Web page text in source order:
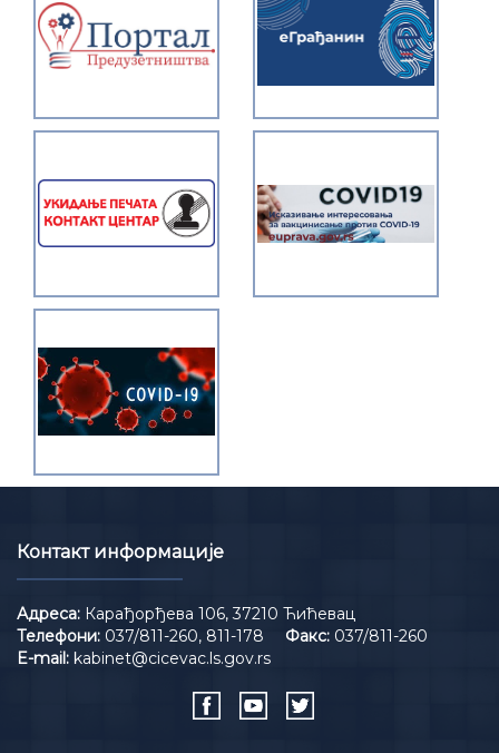
Контакт информације
Адреса: Карађорђева 106, 37210 Ћићевац
Телефони: 037/811-260, 811-178 Факс: 037/811-260
E-mail: kabinet@cicevac.ls.gov.rs